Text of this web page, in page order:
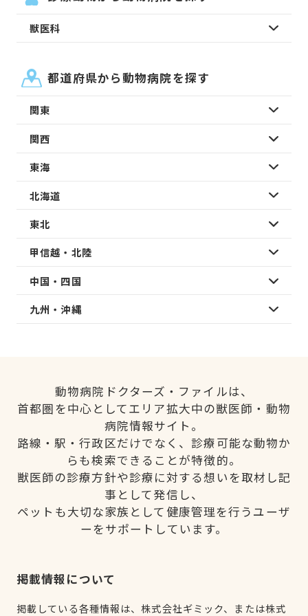
獣医科
都道府県から動物病院を探す
関東
関西
東海
北海道
東北
甲信越・北陸
中国・四国
九州・沖縄
動物病院ドクターズ・ファイルは、
首都圏を中心としてエリア拡大中の獣医師・動物
病院情報サイト。
路線・駅・行政区だけでなく、診療可能な動物か
らも検索できることが特徴的。
獣医師の診療方針や診療に対する想いを取材し記
事として発信し、
ペットも大切な家族として健康管理を行うユーザ
ーをサポートしています。
掲載情報について
掲載している各種情報は、株式会社ギミック、または株式